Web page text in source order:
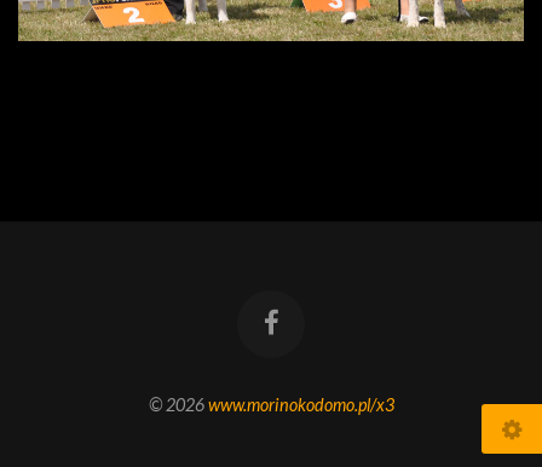
© 2026www.morinokodomo.pl/x3